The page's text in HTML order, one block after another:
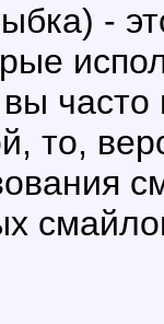
-
часто
то,